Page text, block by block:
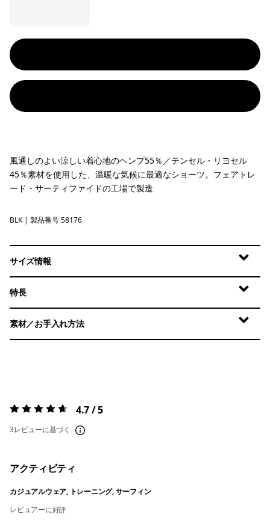
風通しのよい涼しい着心地のヘンプ55％／テンセル・リヨセル
45％素材を使用した、温暖な気候に最適なショーツ。フェアトレ
ード・サーティファイドの工場で製造
Black
BLK | 製品番号 58176
サイズ情報
特長
素材／お手入れ方法
評価:4.7 / 5 4.7 / 5
3レビューに基づく
アクティビティ
カジュアルウェア, トレーニング, サーフィン
レビュアーに好評